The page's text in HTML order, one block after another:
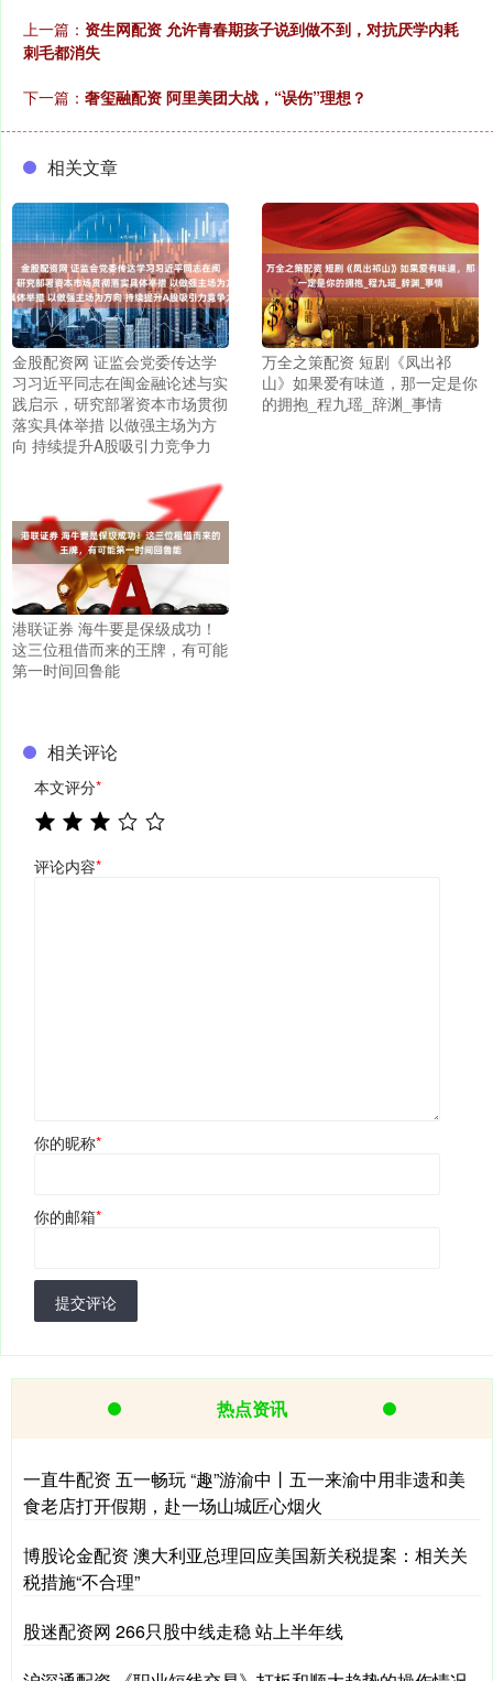
上一篇： 资生网配资 允许青春期孩子说到做不到，对抗厌学内耗
刺毛都消失
下一篇： 奢玺融配资 阿里美团大战，“误伤”理想？
相关文章
金股配资网 证监会党委传达学
习习近平同志在闽金融论述与实
践启示，研究部署资本市场贯彻
落实具体举措 以做强主场为方
向 持续提升A股吸引力竞争力
万全之策配资 短剧《凤出祁
山》如果爱有味道，那一定是你
的拥抱_程九瑶_辞渊_事情
港联证券 海牛要是保级成功！
这三位租借而来的王牌，有可能
第一时间回鲁能
相关评论
本文评分*
评论内容*
你的昵称*
你的邮箱*
提交评论
热点资讯
一直牛配资 五一畅玩 “趣”游渝中丨五一来渝中用非遗和美
食老店打开假期，赴一场山城匠心烟火
博股论金配资 澳大利亚总理回应美国新关税提案：相关关
税措施“不合理”
股迷配资网 266只股中线走稳 站上半年线